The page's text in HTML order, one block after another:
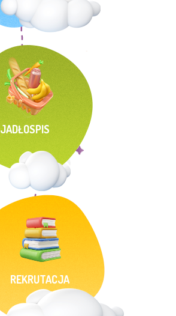
JADŁOSPIS
REKRUTACJA